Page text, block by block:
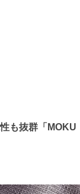
も抜群「MOKU